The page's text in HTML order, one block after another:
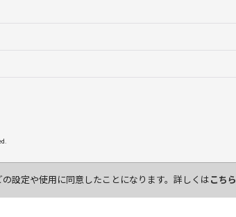
設定や使用に同意したことになります。詳しくは こちら